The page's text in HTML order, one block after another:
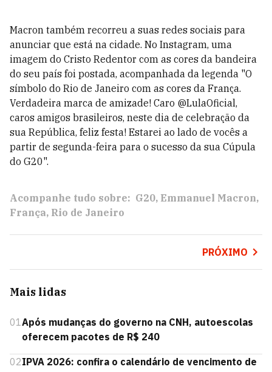
Macron também recorreu a suas redes sociais para
anunciar que está na cidade. No Instagram, uma
imagem do Cristo Redentor com as cores da bandeira
do seu país foi postada, acompanhada da legenda "O
símbolo do Rio de Janeiro com as cores da França.
Verdadeira marca de amizade! Caro @LulaOficial,
caros amigos brasileiros, neste dia de celebração da
sua República, feliz festa! Estarei ao lado de vocês a
partir de segunda-feira para o sucesso da sua Cúpula
do G20".
Acompanhe tudo sobre: G20 Emmanuel Macron
França Rio de Janeiro
PRÓXIMO
Mais lidas
01Após mudanças do governo na CNH, autoescolas
oferecem pacotes de R$ 240
02IPVA 2026: confira o calendário de vencimento de